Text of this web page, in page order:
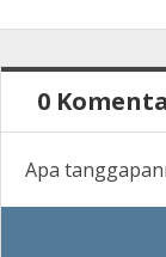
0
Apa